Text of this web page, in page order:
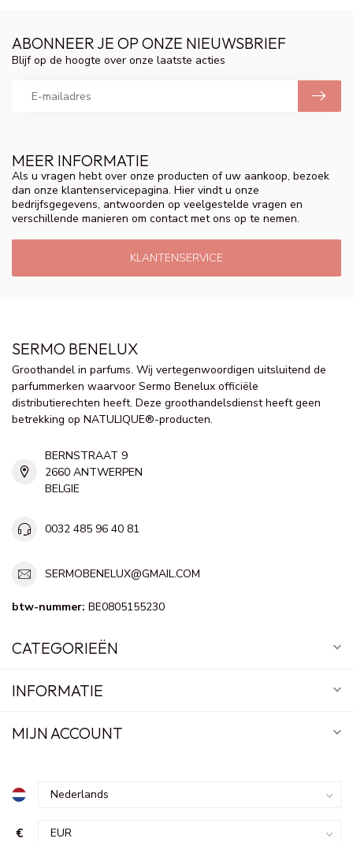
MEER INFORMATIE
Als u vragen hebt over onze producten of uw aankoop, bezoek
dan onze klantenservicepagina. Hier vindt u onze
bedrijfsgegevens, antwoorden op veelgestelde vragen en
verschillende manieren om contact met ons op te nemen.
KLANTENSERVICE
ABONNEER JE OP ONZE NIEUWSBRIEF
Blijf op de hoogte over onze laatste acties
SERMO BENELUX
Groothandel in parfums. Wij vertegenwoordigen uitsluitend de
parfummerken waarvoor Sermo Benelux officiële
distributierechten heeft. Deze groothandelsdienst heeft geen
betrekking op NATULIQUE®-producten.
BERNSTRAAT 9
2660 ANTWERPEN
BELGIE
0032 485 96 40 81
SERMOBENELUX@GMAIL.COM
btw-nummer: BE0805155230
CATEGORIEËN
INFORMATIE
MIJN ACCOUNT
€